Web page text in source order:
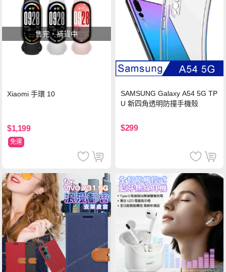
售完，補貨中
Xiaomi 手環 10
$1,199
免運
SAMSUNG Galaxy A54 5G TP
U 新四角透明防撞手機殼
$299